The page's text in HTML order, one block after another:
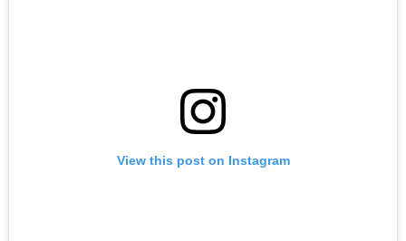
View this post on Instagram